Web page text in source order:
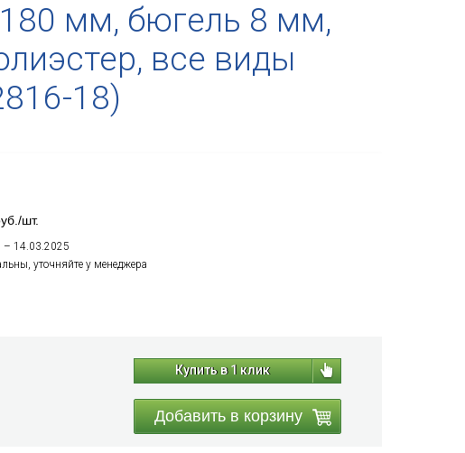
180 мм, бюгель 8 мм,
все виды
18)
шт.
– 14.03.2025
уточняйте у менеджера
Купить в 1 клик
Добавить в корзину